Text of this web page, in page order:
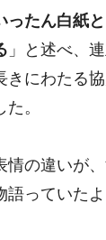
ったん白紙
」と述べ、
きにわたる
。
情の違いが
っていたよ